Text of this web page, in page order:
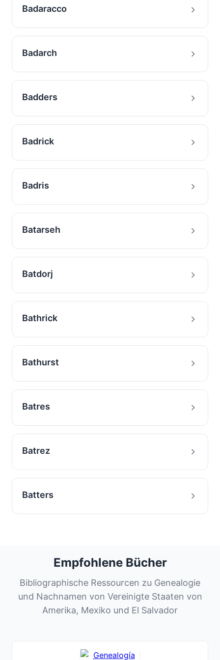
Badaracco
Badarch
Badders
Badrick
Badris
Batarseh
Batdorj
Bathrick
Bathurst
Batres
Batrez
Batters
Empfohlene Bücher
Bibliographische Ressourcen zu Genealogie
und Nachnamen von Vereinigte Staaten von
Amerika, Mexiko und El Salvador